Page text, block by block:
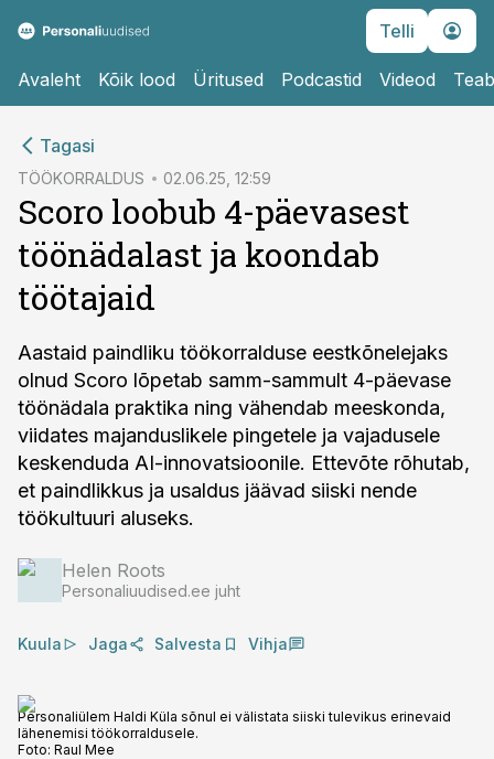
Telli
Avaleht Kõik lood Üritused Podcastid Videod
Tagasi
TÖÖKORRALDUS 02.06.25, 12:59
Scoro loobub 4-päevasest
töönädalast ja koondab
töötajaid
Aastaid paindliku töökorralduse eestkõnelejaks
olnud Scoro lõpetab samm-sammult 4-päevase
töönädala praktika ning vähendab meeskonda,
viidates majanduslikele pingetele ja vajadusele
keskenduda AI-innovatsioonile. Ettevõte rõhutab,
et paindlikkus ja usaldus jäävad siiski nende
töökultuuri aluseks.
Helen Roots
Personaliuudised.ee juht
Kuula Jaga Salvesta Vihja
Personaliülem Haldi Küla sõnul ei välistata siiski tulevikus erinevaid
lähenemisi töökorraldusele.
Foto: Raul Mee